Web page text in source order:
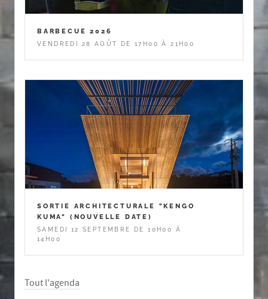
BARBECUE 2026
VENDREDI 28 AOÛT DE 17H00 À 21H00
SORTIE ARCHITECTURALE "KENGO
KUMA" (NOUVELLE DATE)
SAMEDI 12 SEPTEMBRE DE 10H00 À
14H00
Tout l'agenda